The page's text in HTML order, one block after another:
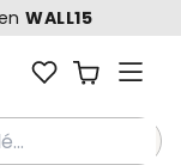
WALL15